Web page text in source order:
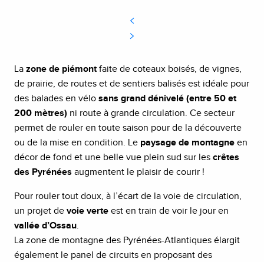
La zone de piémontfaite de coteaux boisés, de vignes,
de prairie, de routes et de sentiers balisés est idéale pour
des balades en vélo sans grand dénivelé (entre 50 et
200 mètres) ni route à grande circulation. Ce secteur
permet de rouler en toute saison pour de la découverte
ou de la mise en condition. Le paysage de montagne en
décor de fond et une belle vue plein sud sur les crêtes
des Pyrénées augmentent le plaisir de courir !
Pour rouler tout doux, à l’écart de la voie de circulation,
un projet de voie verte est en train de voir le jour en
vallée d’Ossau.
La zone de montagne des Pyrénées-Atlantiques élargit
également le panel de circuits en proposant des